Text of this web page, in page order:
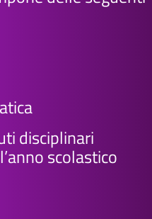
disciplinari
scolastico